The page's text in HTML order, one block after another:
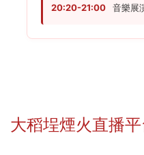
20:20-21:00
音樂展
大稻埕煙火直播平